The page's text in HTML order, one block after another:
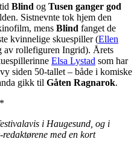
Blind og Tusen ganger god
Sistnevnte tok hjem den
mens Blind fanget de
kvinnelige skuespiller (Ellen
av rollefiguren Ingrid). Årets
Elsa Lystad som har
siden 50-tallet – både i komiske
gikk til Gåten Ragnarok.
*
i Haugesund, og i
med en kort